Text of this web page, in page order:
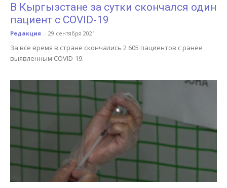
В Кыргызстане за сутки скончался один
пациент с COVID-19
Редакция - 29 сентября 2021
За все время в стране скончались 2 605 пациентов с ранее
выявленным COVID-19.